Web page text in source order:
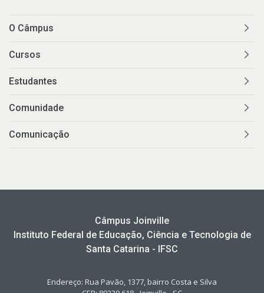
O Câmpus
Cursos
Estudantes
Comunidade
Comunicação
Câmpus Joinville
Instituto Federal de Educação, Ciência e Tecnologia de
Santa Catarina - IFSC
Endereço: Rua Pavão, 1377, bairro Costa e Silva